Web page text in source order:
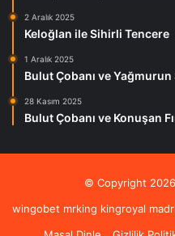
2 Aralık 2025
Keloğlan ile Sihirli Tencere
1 Aralık 2025
Bulut Çobanı ve Yağmurun
28 Kasım 2025
Bulut Çobanı ve Konuşan
© Copyright 2026,
wingobet mrking kingroyal